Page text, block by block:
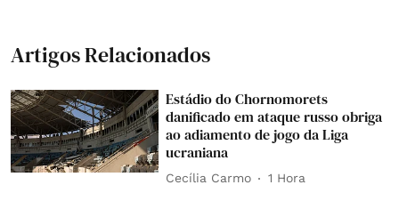
Artigos Relacionados
Estádio do Chornomorets
danificado em ataque russo obriga
ao adiamento de jogo da Liga
ucraniana
Cecília Carmo 1 Hora